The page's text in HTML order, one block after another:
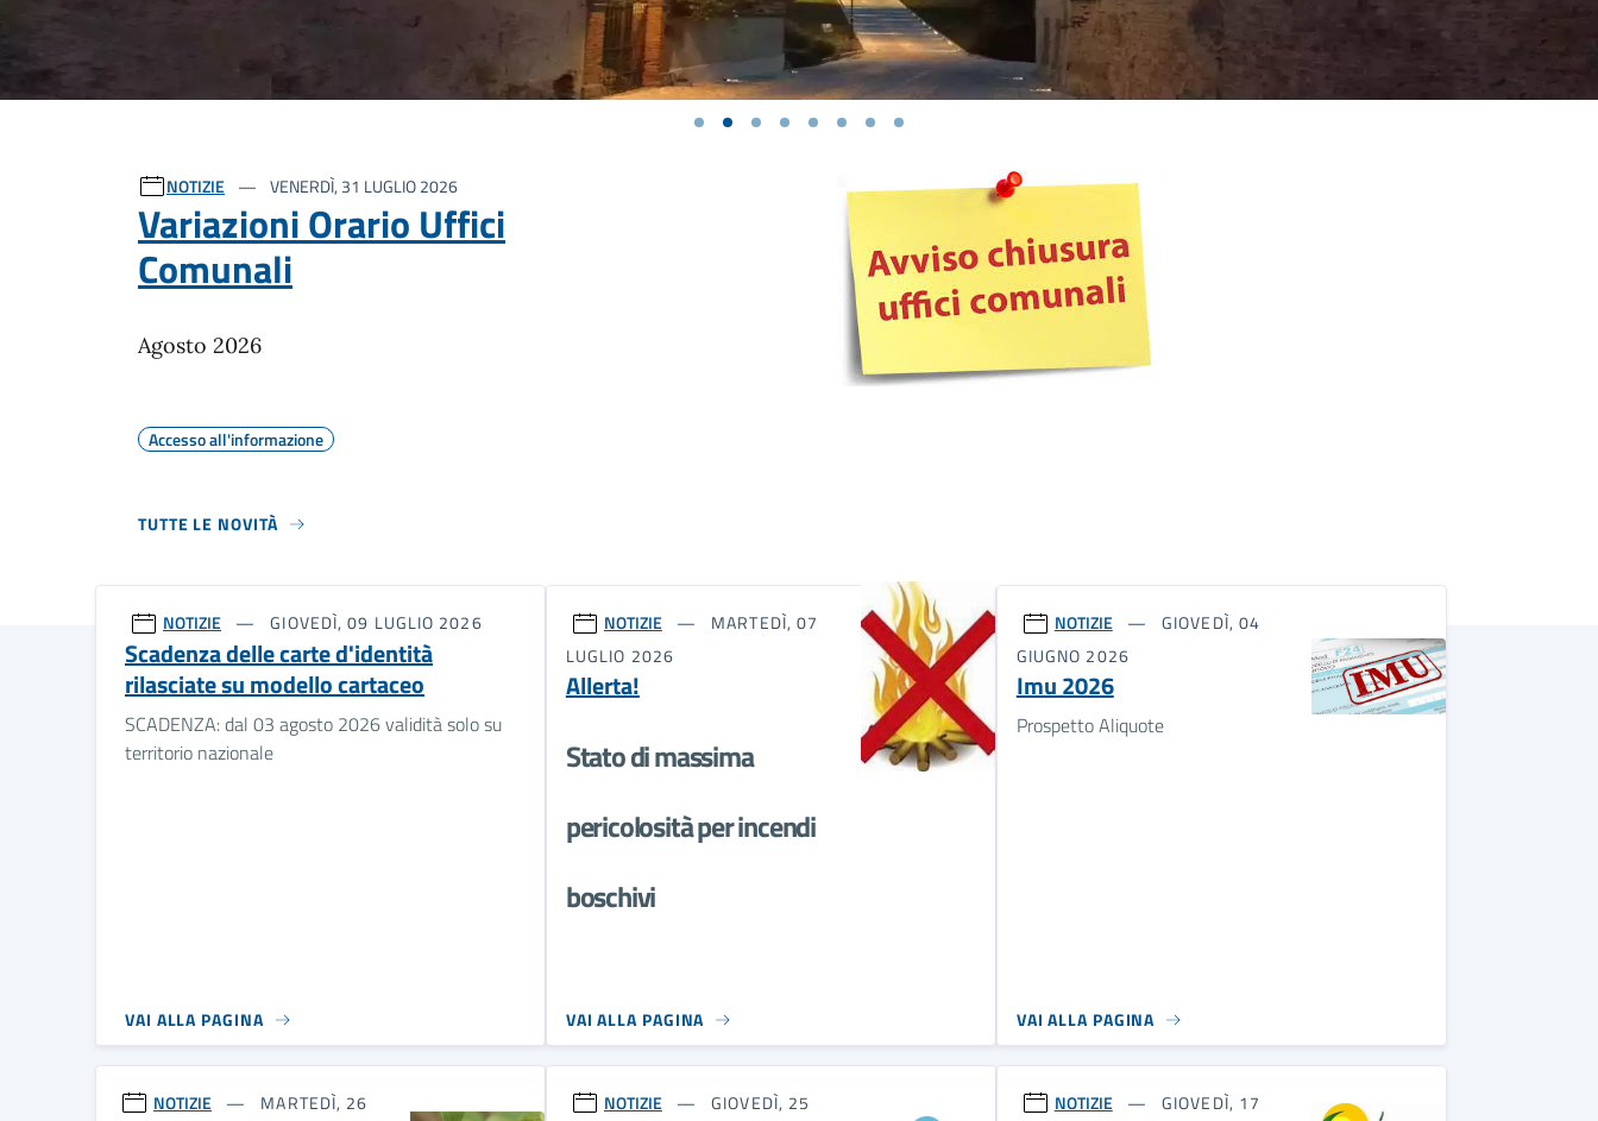
Ultime notizie
NOTIZIE VENERDÌ, 31 LUGLIO 2026
Variazioni Orario Uffici
Comunali
Agosto 2026
Accesso all'informazione
TUTTE LE NOVITÀ
NOTIZIE GIOVEDÌ, 09 LUGLIO 2026
Scadenza delle carte d'identità
rilasciate su modello cartaceo
SCADENZA: dal 03 agosto 2026 validità solo su
territorio nazionale
VAI ALLA PAGINA
NOTIZIE
MARTEDÌ, 07
LUGLIO 2026
Allerta!
Stato di massima
pericolosità per incendi
boschivi
VAI ALLA PAGINA
NOTIZIE
GIOVEDÌ, 04
GIUGNO 2026
Imu 2026
Prospetto Aliquote
VAI ALLA PAGINA
NOTIZIE
MARTEDÌ, 26
NOTIZIE
GIOVEDÌ, 25
NOTIZIE
GIOVEDÌ, 17